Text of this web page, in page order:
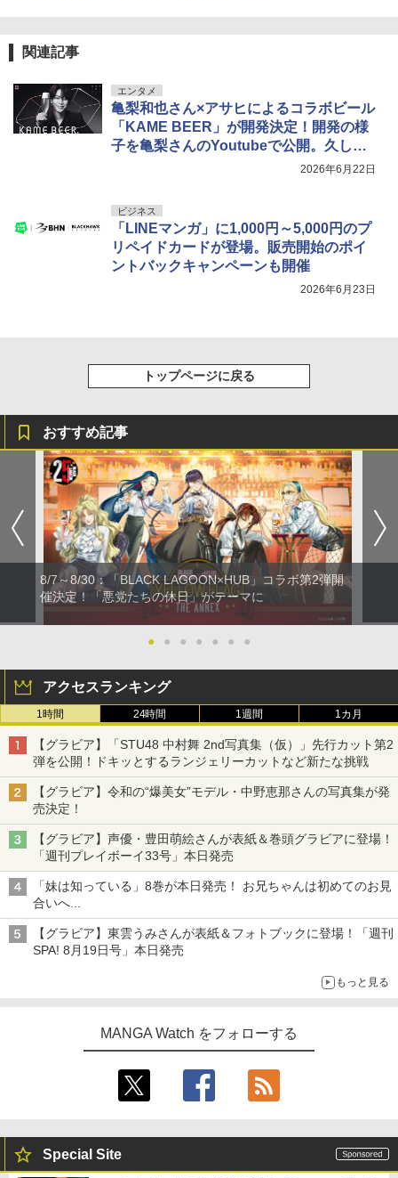
関連記事
エンタメ
亀梨和也さん×アサヒによるコラボビール
「KAME BEER」が開発決定！開発の様
子を亀梨さんのYoutubeで公開。久しぶ
2026年6月22日
ビジネス
「LINEマンガ」に1,000円～5,000円のプ
リペイドカードが登場。販売開始のポイ
ントバックキャンペーンも開催
2026年6月23日
トップページに戻る
おすすめ記事
8/7～8/30：「BLACK LAGOON×HUB」コラボ第2弾開
催決定！「悪党たちの休日」がテーマに
● ● ● ● ● ● ●
アクセスランキング
1時間 24時間 1週間 1カ月
【グラビア】「STU48 中村舞 2nd写真集（仮）」先行カット第2
弾を公開！ドキッとするランジェリーカットなど新たな挑戦
【グラビア】令和の“爆美女”モデル・中野恵那さんの写真集が発
売決定！
【グラビア】声優・豊田萌絵さんが表紙＆巻頭グラビアに登場！
「週刊プレイボーイ33号」本日発売
「妹は知っている」8巻が本日発売！ お兄ちゃんは初めてのお見
合いへ
累計発行部数は90万部を突破！
【グラビア】東雲うみさんが表紙＆フォトブックに登場！「週刊
SPA! 8月19日号」本日発売
もっと見る
MANGA Watch をフォローする
Special Site